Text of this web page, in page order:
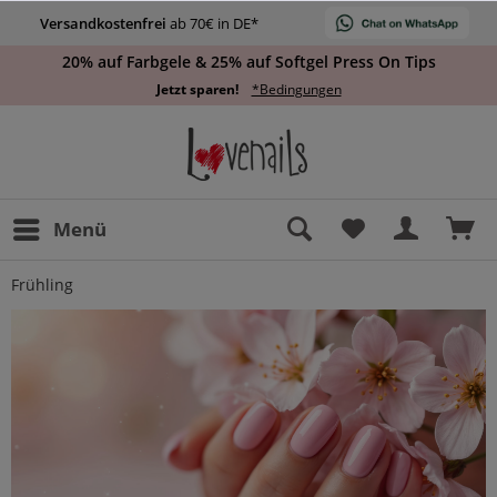
Versandkostenfrei ab 70€ in DE*
20% auf Farbgele & 25% auf Softgel Press On Tips
Jetzt sparen! *Bedingungen
Menü
Frühling